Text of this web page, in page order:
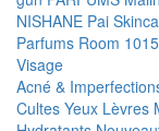
NISHANE Pai
Parfums Room 1015
Visage
Acné &
Cultes Yeux Lèvres